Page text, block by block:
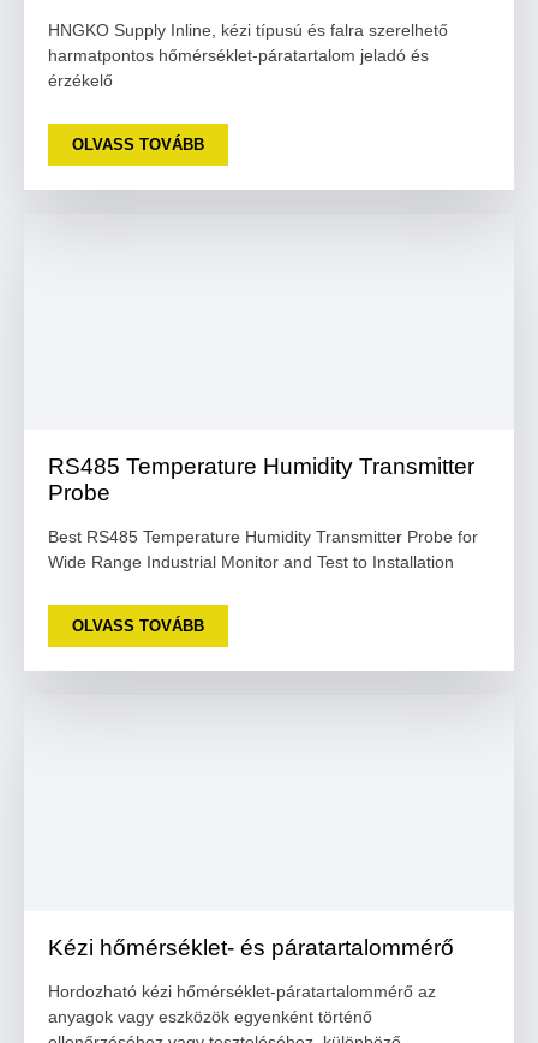
HNGKO Supply Inline, kézi típusú és falra szerelhető
harmatpontos hőmérséklet-páratartalom jeladó és
érzékelő
OLVASS TOVÁBB
RS485 Temperature Humidity Transmitter
Probe
Best RS485 Temperature Humidity Transmitter Probe for
Wide Range Industrial Monitor and Test to Installation
OLVASS TOVÁBB
Kézi hőmérséklet- és páratartalommérő
Hordozható kézi hőmérséklet-páratartalommérő az
anyagok vagy eszközök egyenként történő